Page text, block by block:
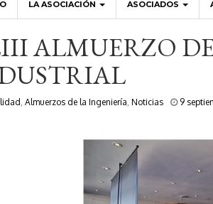
LA ASOCIACIÓN ASOCIADOS
ALMUERZO
, Almuerzos de la Ingeniería, Noticias 9